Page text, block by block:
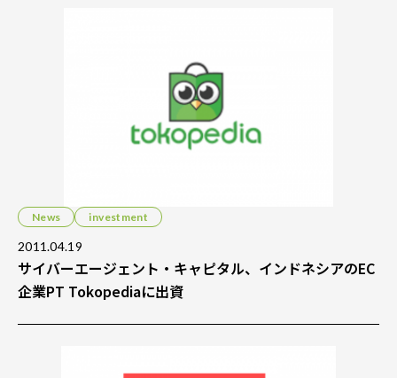
News investment
2011.04.19
サイバーエージェント・キャピタル、インドネシアのEC
企業PT Tokopediaに出資